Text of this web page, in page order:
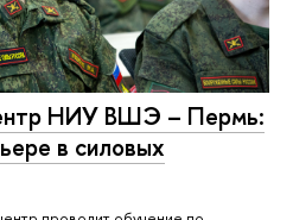
НИУ ВШЭ – Пермь:
в силовых